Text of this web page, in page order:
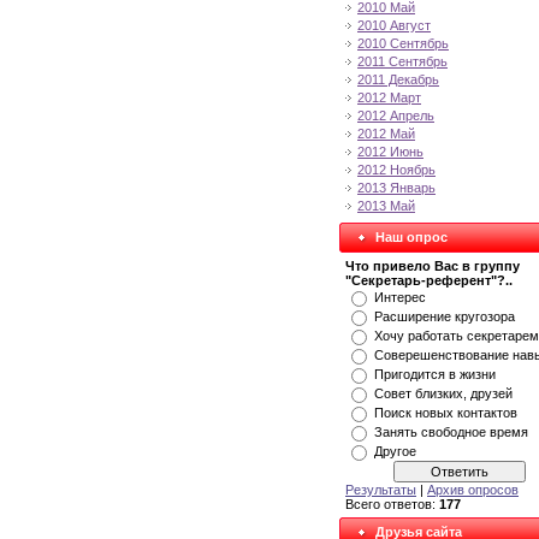
2010 Май
2010 Август
2010 Сентябрь
2011 Сентябрь
2011 Декабрь
2012 Март
2012 Апрель
2012 Май
2012 Июнь
2012 Ноябрь
2013 Январь
2013 Май
Наш опрос
Что привело Вас в группу
"Секретарь-референт"?..
Интерес
Расширение кругозора
Хочу работать секретарем
Соверешенствование
Пригодится в жизни
Совет близких, друзей
Поиск новых контактов
Занять свободное время
Другое
Результаты | Архив опросов
Всего ответов: 177
Друзья сайта